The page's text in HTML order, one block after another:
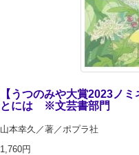
【うつのみや大賞2023ノ
とには ※文芸書部門
山本幸久／著／ポプラ社
1,760円